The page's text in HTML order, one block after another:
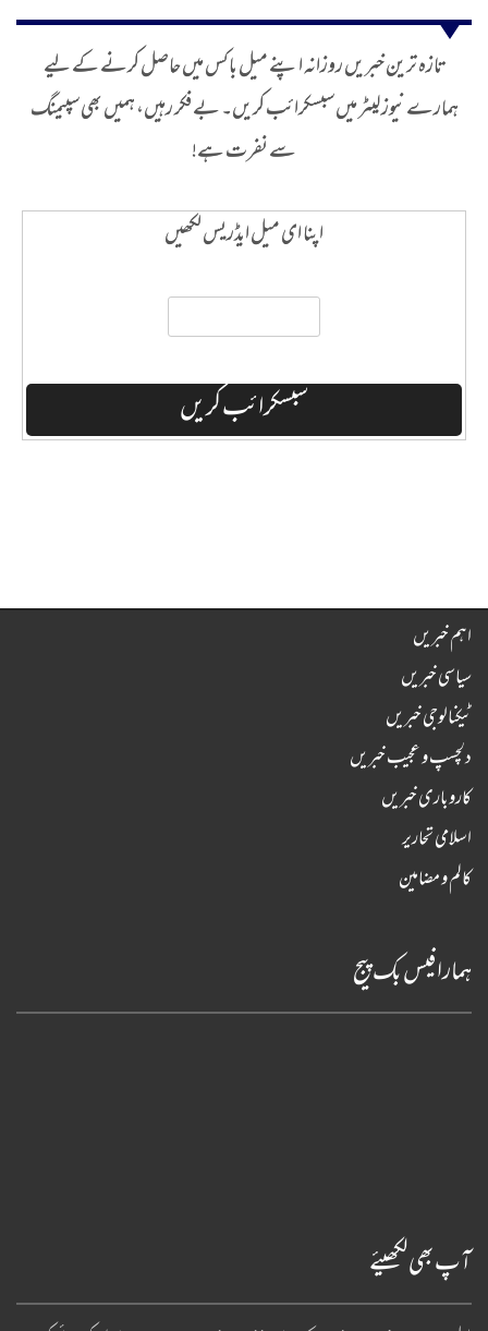
تازہ ترین خبریں روزانہ اپنے میل باکس میں حاصل کرنے کے لیے
ہمارے نیوز لیٹر میں سبسکرائب کریں۔ بے فکر رہیں، ہمیں بھی سپیمنگ
سے نفرت ہے!
اپنا ای میل ایڈریس لکھیں
اہم خبریں
سیاسی خبریں
ٹیکنالوجی خبریں
دلچسپ و عجیب خبریں
کاروباری خبریں
اسلامی تحاریر
کالم و مضامین
ہمارا فیس بک پیج
آپ بھی لکھیئے